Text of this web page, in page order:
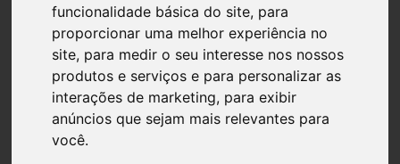
funcionalidade básica do site, para
proporcionar uma melhor experiência no
site, para medir o seu interesse nos nossos
produtos e serviços e para personalizar as
interações de marketing, para exibir
anúncios que sejam mais relevantes para
você.